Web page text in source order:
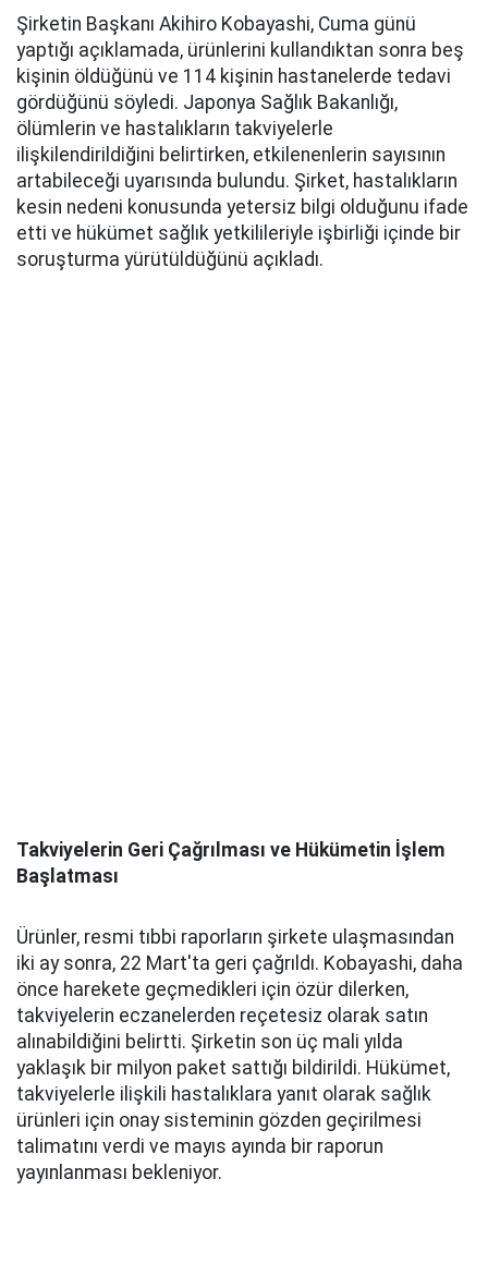
Şirketin Başkanı Akihiro Kobayashi, Cuma günü
yaptığı açıklamada, ürünlerini kullandıktan sonra beş
kişinin öldüğünü ve 114 kişinin hastanelerde tedavi
gördüğünü söyledi. Japonya Sağlık Bakanlığı,
ölümlerin ve hastalıkların takviyelerle
ilişkilendirildiğini belirtirken, etkilenenlerin sayısının
artabileceği uyarısında bulundu. Şirket, hastalıkların
kesin nedeni konusunda yetersiz bilgi olduğunu ifade
etti ve hükümet sağlık yetkilileriyle işbirliği içinde bir
soruşturma yürütüldüğünü açıkladı.
Takviyelerin Geri Çağrılması ve Hükümetin İşlem
Başlatması
Ürünler, resmi tıbbi raporların şirkete ulaşmasından
iki ay sonra, 22 Mart'ta geri çağrıldı. Kobayashi, daha
önce harekete geçmedikleri için özür dilerken,
takviyelerin eczanelerden reçetesiz olarak satın
alınabildiğini belirtti. Şirketin son üç mali yılda
yaklaşık bir milyon paket sattığı bildirildi. Hükümet,
takviyelerle ilişkili hastalıklara yanıt olarak sağlık
ürünleri için onay sisteminin gözden geçirilmesi
talimatını verdi ve mayıs ayında bir raporun
yayınlanması bekleniyor.